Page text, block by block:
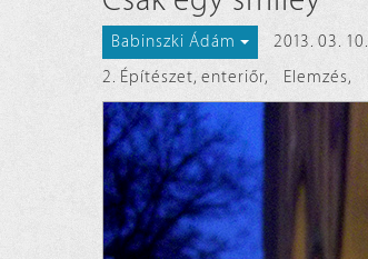
Babinszki Ádám
2013. 03. 10.
2. Építészet, enteriőr, Elemzés,